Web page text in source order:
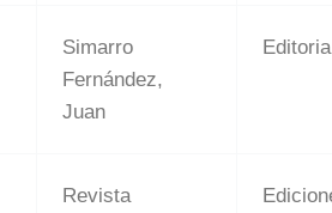
Simarro
Fernández,
Juan
Revista